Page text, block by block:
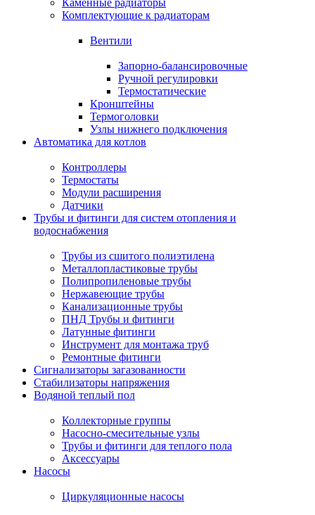
Каменные радиаторы
Комплектующие к радиаторам
Вентили
Запорно-балансировочные
Ручной регулировки
Термостатические
Кронштейны
Термоголовки
Узлы нижнего подключения
Автоматика для котлов
Контроллеры
Термостаты
Модули расширения
Датчики
Трубы и фитинги для систем отопления и
водоснабжения
Трубы из сшитого полиэтилена
Металлопластиковые трубы
Полипропиленовые трубы
Нержавеющие трубы
Канализационные трубы
ПНД Трубы и фитинги
Латунные фитинги
Инструмент для монтажа труб
Ремонтные фитинги
Сигнализаторы загазованности
Стабилизаторы напряжения
Водяной теплый пол
Коллекторные группы
Насосно-смесительные узлы
Трубы и фитинги для теплого пола
Аксессуары
Насосы
Циркуляционные насосы